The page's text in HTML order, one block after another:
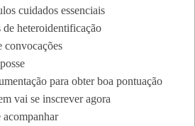
cuidados essenciais
de heteroidentificação
convocações
para obter boa pontuação
vai se inscrever agora